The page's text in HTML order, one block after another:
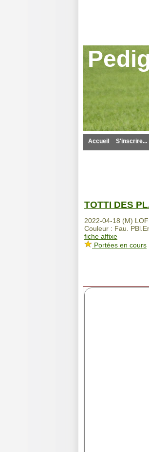
Accueil S'inscrire...
TOTTI DES
2022-04-18 (M)
Couleur : Fau.
fiche affixe
Portées en cours